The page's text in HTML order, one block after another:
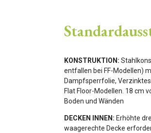
KONSTRUKTION:
entfallen bei FF-Modellen)
Dampfsperrfolie,
Flat Floor-Modellen. 18 cm
Boden und Wänden
DECKEN INNEN: Erhöhte
waagerechte Decke